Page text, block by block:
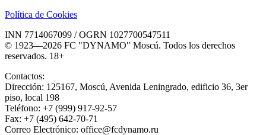
Política de Cookies
INN 7714067099 / OGRN 1027700547511
© 1923—2026 FC "DYNAMO" Moscú. Todos los derechos
reservados. 18+
Contactos:
Dirección: 125167, Moscú, Avenida Leningrado, edificio 36, 3er
piso, local 198
Teléfono: +7 (999) 917-92-57
Fax: +7 (495) 642-70-71
Correo Electrónico: office@fcdynamo.ru